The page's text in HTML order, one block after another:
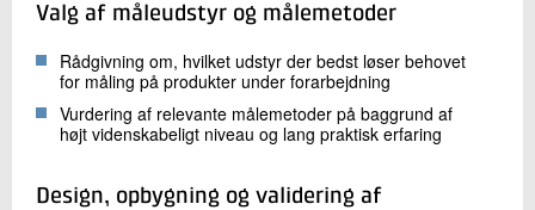
Valg af måleudstyr og målemetoder
Rådgivning om, hvilket udstyr der bedst løser behovet
for måling på produkter under forarbejdning
Vurdering af relevante målemetoder på baggrund af
højt videnskabeligt niveau og lang praktisk erfaring
Design, opbygning og validering af